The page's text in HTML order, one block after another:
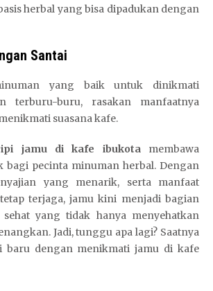
herbal yang bisa dipadukan dengan
Santai
yang baik untuk dinikmati
terburu-buru, rasakan manfaatnya
suasana kafe.
jamu di kafe ibukotamembawa
bagi pecinta minuman herbal. Dengan
yang menarik, serta manfaat
terjaga, jamu kini menjadi bagian
yang tidak hanya menyehatkan
Jadi, tunggu apa lagi? Saatnya
baru dengan menikmati jamu di kafe